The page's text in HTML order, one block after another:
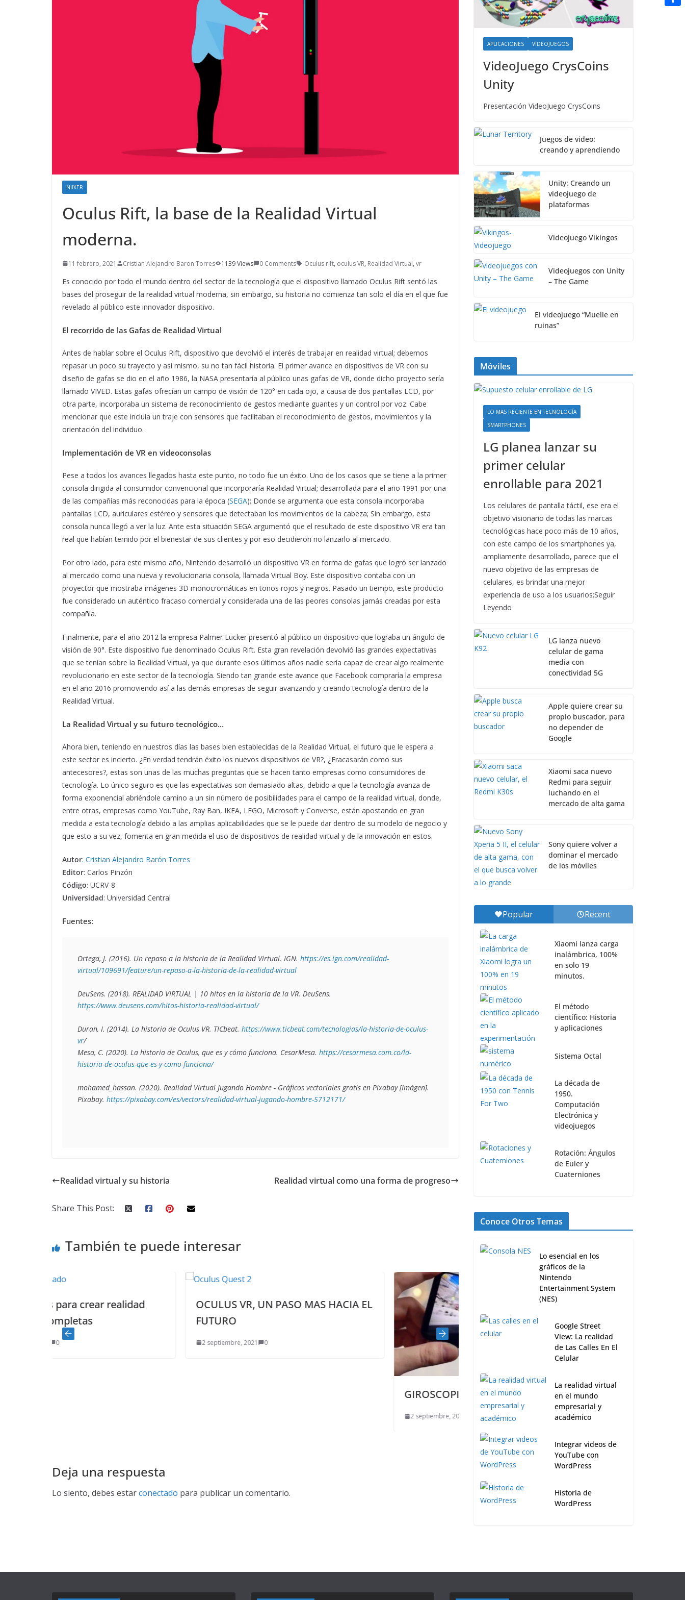
NIIXER
Oculus Rift, la base de la Realidad Virtual
moderna.
11 febrero, 2021 Cristian Alejandro Baron Torres 1139 Views 0 Comments Oculus rift, oculus VR, Realidad Virtual, vr
Es conocido por todo el mundo dentro del sector de la tecnología que el dispositivo llamado Oculus Rift sentó las
bases del proseguir de la realidad virtual moderna, sin embargo, su historia no comienza tan solo el día en el que fue
revelado al público este innovador dispositivo.
El recorrido de las Gafas de Realidad Virtual
Antes de hablar sobre el Oculus Rift, dispositivo que devolvió el interés de trabajar en realidad virtual; debemos
repasar un poco su trayecto y así mismo, su no tan fácil historia. El primer avance en dispositivos de VR con su
diseño de gafas se dio en el año 1986, la NASA presentaría al público unas gafas de VR, donde dicho proyecto sería
llamado VIVED. Estas gafas ofrecían un campo de visión de 120° en cada ojo, a causa de dos pantallas LCD, por
otra parte, incorporaba un sistema de reconocimiento de gestos mediante guantes y un control por voz. Cabe
mencionar que este incluía un traje con sensores que facilitaban el reconocimiento de gestos, movimientos y la
orientación del individuo.
Implementación de VR en videoconsolas
Pese a todos los avances llegados hasta este punto, no todo fue un éxito. Uno de los casos que se tiene a la primer
consola dirigida al consumidor convencional que incorporaría Realidad Virtual; desarrollada para el año 1991 por una
de las compañías más reconocidas para la época (SEGA); Donde se argumenta que esta consola incorporaba
pantallas LCD, auriculares estéreo y sensores que detectaban los movimientos de la cabeza; Sin embargo, esta
consola nunca llegó a ver la luz. Ante esta situación SEGA argumentó que el resultado de este dispositivo VR era tan
real que habían temido por el bienestar de sus clientes y por eso decidieron no lanzarlo al mercado.
Por otro lado, para este mismo año, Nintendo desarrolló un dispositivo VR en forma de gafas que logró ser lanzado
al mercado como una nueva y revolucionaria consola, llamada Virtual Boy. Este dispositivo contaba con un
proyector que mostraba imágenes 3D monocromáticas en tonos rojos y negros. Pasado un tiempo, este producto
fue considerado un auténtico fracaso comercial y considerada una de las peores consolas jamás creadas por esta
compañía.
Finalmente, para el año 2012 la empresa Palmer Lucker presentó al público un dispositivo que lograba un ángulo de
visión de 90°. Este dispositivo fue denominado Oculus Rift. Esta gran revelación devolvió las grandes expectativas
que se tenían sobre la Realidad Virtual, ya que durante esos últimos años nadie sería capaz de crear algo realmente
revolucionario en este sector de la tecnología. Siendo tan grande este avance que Facebook compraría la empresa
en el año 2016 promoviendo así a las demás empresas de seguir avanzando y creando tecnología dentro de la
Realidad Virtual.
La Realidad Virtual y su futuro tecnológico…
Ahora bien, teniendo en nuestros días las bases bien establecidas de la Realidad Virtual, el futuro que le espera a
este sector es incierto. ¿En verdad tendrán éxito los nuevos dispositivos de VR?, ¿Fracasarán como sus
antecesores?, estas son unas de las muchas preguntas que se hacen tanto empresas como consumidores de
tecnología. Lo único seguro es que las expectativas son demasiado altas, debido a que la tecnología avanza de
forma exponencial abriéndole camino a un sin número de posibilidades para el campo de la realidad virtual, donde,
entre otras, empresas como YouTube, Ray Ban, IKEA, LEGO, Microsoft y Converse, están apostando en gran
medida a esta tecnología debido a las amplias aplicabilidades que se le puede dar dentro de su modelo de negocio y
que esto a su vez, fomenta en gran medida el uso de dispositivos de realidad virtual y de la innovación en estos.
Autor: Cristian Alejandro Barón Torres
Editor: Carlos Pinzón
Código: UCRV-8
Universidad: Universidad Central
Fuentes:
Ortega, J. (2016). Un repaso a la historia de la Realidad Virtual. IGN. https://es.ign.com/realidad-
virtual/109691/feature/un-repaso-a-la-historia-de-la-realidad-virtual
DeuSens. (2018). REALIDAD VIRTUAL | 10 hitos en la historia de la VR
https://www.deusens.com/hitos-historia-realidad-virtual/
Duran, I. (2014). La historia de Oculus VR. TICbeat. https://www.ticbeat.com/tecnologias/la-historia-de-oculus-
vr/
Mesa, C. (2020). La historia de Oculus, que es y cómo funciona. CesarMesa. https://cesarmesa.com.co/la-
historia-de-oculus-que-es-y-como-funciona/
mohamed_hassan. (2020). Realidad Virtual Jugando Hombre - Gráficos vectoriales gratis en Pixabay [Imágen].
Pixabay. https://pixabay.com/es/vectors/realidad-virtual-jugando-hombre-5712171/
Realidad virtual y su historia Realidad virtual como una forma de progreso
Share This Post:
También te puede interesar
OCULUS VR, UN PASO MAS HACIA EL
GIROSCOPIO EN EL CELULAR
La RV en la cultura y recreación
1 septiembre, 2021 1
Deja una respuesta
Lo siento, debes estarconectado para publicar un comentario.
APLICACIONES VIDEOJUEGOS
VideoJuego CrysCoins
Unity
Presentación VideoJuego CrysCoins
Juegos de video:
creando y aprendiendo
Unity: Creando un
videojuego de
plataformas
Videojuego Vikingos
Videojuegos con Unity
– The Game
El videojuego “Muelle en
ruinas”
Móviles
LO MAS RECIENTE EN TECNOLOGÍA
SMARTPHONES
LG planea lanzar su
primer celular
enrollable para 2021
Los celulares de pantalla táctil, ese era el
objetivo visionario de todas las marcas
tecnológicas hace poco más de 10 años,
con este campo de los smartphones ya,
ampliamente desarrollado, parece que el
nuevo objetivo de las empresas de
celulares, es brindar una mejor
experiencia de uso a los usuarios;Seguir
Leyendo
LG lanza nuevo
celular de gama
media con
conectividad 5G
Apple quiere crear su
propio buscador, para
no depender de
Google
Xiaomi saca nuevo
Redmi para seguir
luchando en el
mercado de alta gama
Sony quiere volver a
dominar el mercado
de los móviles
Popular Recent
Xiaomi lanza carga
inalámbrica, 100%
en solo 19
minutos.
El método
científico: Historia
y aplicaciones
Sistema Octal
La década de
1950.
Computación
Electrónica y
videojuegos
Rotación: Ángulos
de Euler y
Cuaterniones
Conoce Otros Temas
Lo esencial en los
gráficos de la
Nintendo
Entertainment System
(NES)
Google Street
View: La realidad
de Las Calles En El
Celular
La realidad virtual
en el mundo
empresarial y
académico
Integrar videos de
YouTube con
WordPress
Historia de
WordPress
n
a